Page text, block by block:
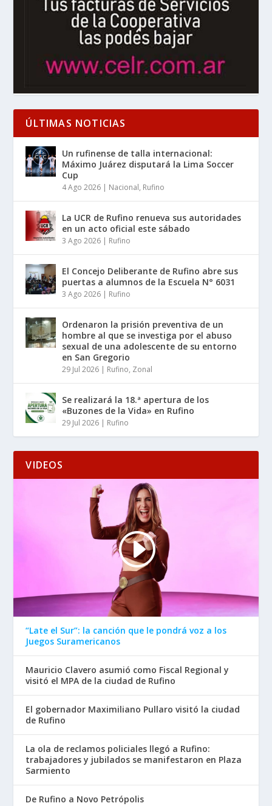
ÚLTIMAS NOTICIAS
Un rufinense de talla internacional:
Máximo Juárez disputará la Lima Soccer
Cup
4 Ago 2026 | Nacional, Rufino
La UCR de Rufino renueva sus autoridades
en un acto oficial este sábado
3 Ago 2026 | Rufino
El Concejo Deliberante de Rufino abre sus
puertas a alumnos de la Escuela N° 6031
3 Ago 2026 | Rufino
Ordenaron la prisión preventiva de un
hombre al que se investiga por el abuso
sexual de una adolescente de su entorno
en San Gregorio
29 Jul 2026 | Rufino, Zonal
Se realizará la 18.ª apertura de los
«Buzones de la Vida» en Rufino
29 Jul 2026 | Rufino
VIDEOS
“Late el Sur”: la canción que le pondrá voz a los
Juegos Suramericanos
Mauricio Clavero asumió como Fiscal Regional y
visitó el MPA de la ciudad de Rufino
El gobernador Maximiliano Pullaro visitó la ciudad
de Rufino
La ola de reclamos policiales llegó a Rufino:
trabajadores y jubilados se manifestaron en Plaza
Sarmiento
De Rufino a Novo Petrópolis